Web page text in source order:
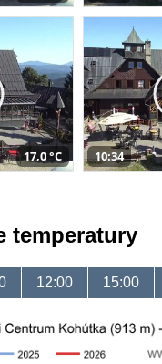
17,0 °C 10:34
temperatury
12:00 15:00